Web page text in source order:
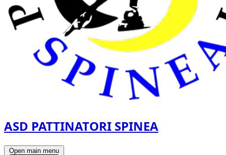
ASD PATTINATORI SPINEA
Open main menu